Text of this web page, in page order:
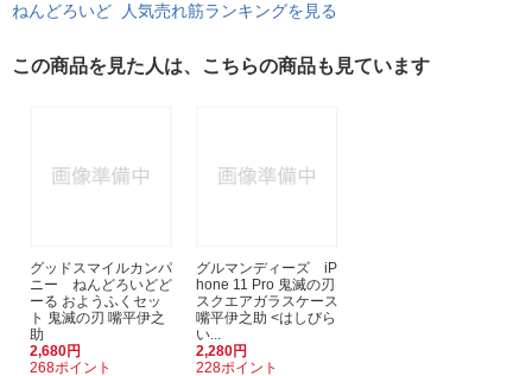
ねんどろいど 人気売れ筋ランキングを見る
この商品を見た人は、こちらの商品も見ています
グッドスマイルカンパ
ニー ねんどろいどど
ーる おようふくセッ
ト 鬼滅の刃 嘴平伊之
助
2,680円
268ポイント
グルマンディーズ iP
hone 11 Pro 鬼滅の刃
スクエアガラスケース
嘴平伊之助 <はしびら
い...
2,280円
228ポイント